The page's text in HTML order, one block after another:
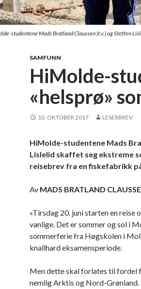
studentene Mads Bratland Claussen (t.v.) og Steffen
SAMFUNN
HiMolde-
«helsprø»
10. OKTOBER 2017 LESERBREV
HiMolde-studentene Mads
Lislelid skaffet seg ekstreme
reisebrev fra en fiskefabrikk
Av MADS BRATLAND
«Tirsdag 20. juni starten en reise
vanlige. Det er sommer og sol i
sommerferie fra Høgskolen i
knallhard eksamensperiode.
Men dette skal forlates til fordel
nemlig Arktis og Nord-Grønland.